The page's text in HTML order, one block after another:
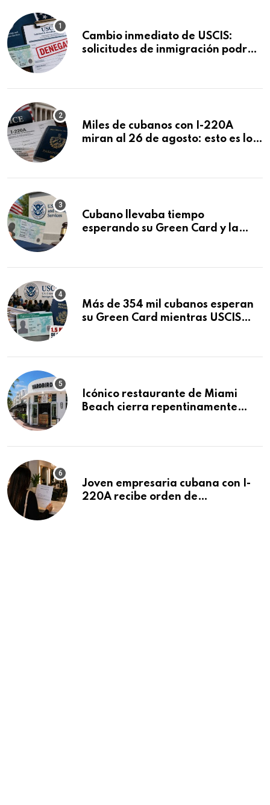
Cambio inmediato de USCIS:
solicitudes de inmigración podrán
Miles de cubanos con I-220A
miran al 26 de agosto: esto es lo
Cubano llevaba tiempo
esperando su Green Card y la
Más de 354 mil cubanos esperan
su Green Card mientras USCIS
Icónico restaurante de Miami
Beach cierra repentinamente
Joven empresaria cubana con I-
220A recibe orden de